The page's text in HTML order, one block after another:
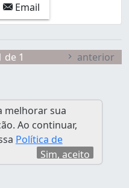
Email
de 1 anterior
melhorar sua
Ao continuar,
Política de
Sim, aceito